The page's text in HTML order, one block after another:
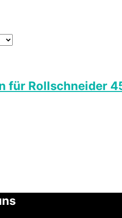
für Rollschneider